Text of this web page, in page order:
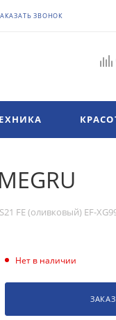
ЗВОНОК
FE (оливковый) EF-
Нет в наличии